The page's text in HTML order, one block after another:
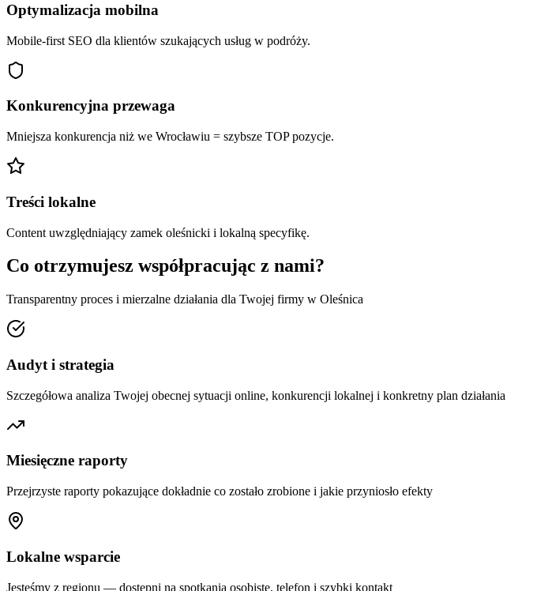
Optymalizacja mobilna
Mobile-first SEO dla klientów szukających usług w podróży.
Konkurencyjna przewaga
Mniejsza konkurencja niż we Wrocławiu = szybsze TOP pozycje.
Treści lokalne
Content uwzględniający zamek oleśnicki i lokalną specyfikę.
Co otrzymujesz współpracując z nami?
Transparentny proces i mierzalne działania dla Twojej firmy w Oleśnica
Audyt i strategia
Szczegółowa analiza Twojej obecnej sytuacji online, konkurencji lokalnej i konkretny plan działania
Miesięczne raporty
Przejrzyste raporty pokazujące dokładnie co zostało zrobione i jakie przyniosło efekty
Lokalne wsparcie
Jesteśmy z regionu — dostępni na spotkania osobiste, telefon i szybki kontakt